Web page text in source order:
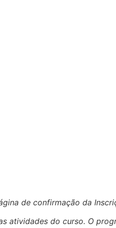
de confirmação da
atividades do curso. O